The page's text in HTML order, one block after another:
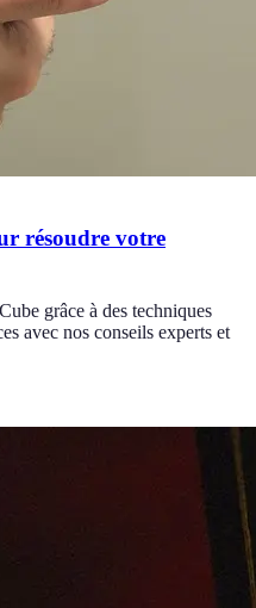
résoudre votre
grâce à des techniques
avec nos conseils experts et